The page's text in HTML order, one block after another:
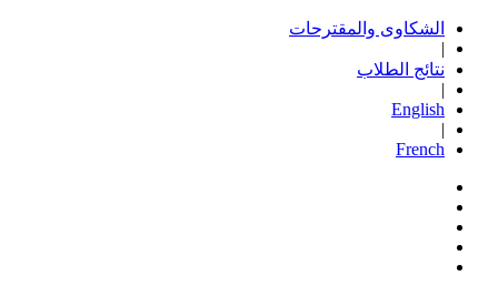
الشكاوى والمقترحات
|
نتائج الطلاب
|
English
|
French